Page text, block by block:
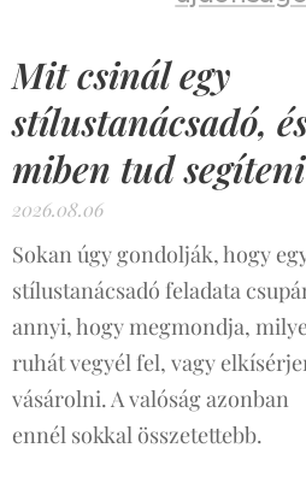
Mit csinál egy
stílustanácsadó,
miben tud
2026.08.06
Sokan úgy gondolják, hogy
stílustanácsadó feladata
annyi, hogy megmondja,
ruhát vegyél fel, vagy
vásárolni. A valóság azonban
ennél sokkal összetettebb.